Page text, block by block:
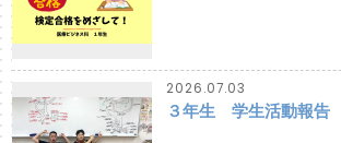
2026.07.03
３年生 学生活動報告